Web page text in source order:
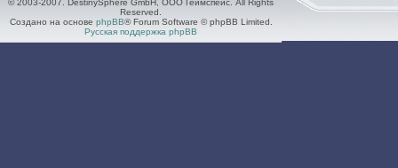
© 2003-2007. DestinySphere GmbH, ООО Геймспейс. All Rights
Reserved.
Создано на основе phpBB® Forum Software © phpBB Limited.
Русская поддержка phpBB